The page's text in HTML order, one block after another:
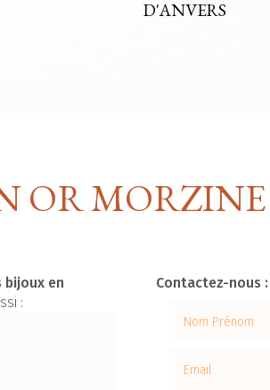
D'ANVERS
OR MORZINE
bijoux en
:
Contactez-nous